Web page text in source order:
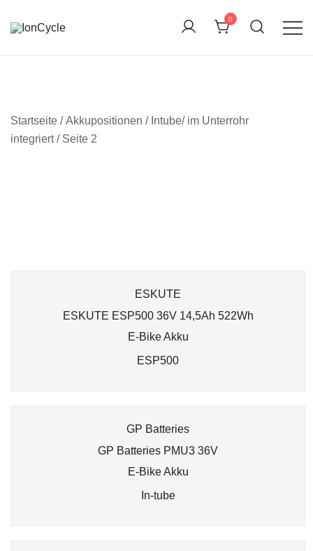
0
Startseite / Akkupositionen / Intube/ im Unterrohr
integriert/ Seite 2
ESKUTE
ESKUTE ESP500 36V 14,5Ah 522Wh
E-Bike Akku
ESP500
GP Batteries
GP Batteries PMU3 36V
E-Bike Akku
In-tube